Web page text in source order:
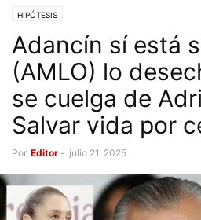
HIPÓTESIS
Adancín sí está
(AMLO) lo
se cuelga de
Salvar vida por
Por Editor - julio 21, 2025